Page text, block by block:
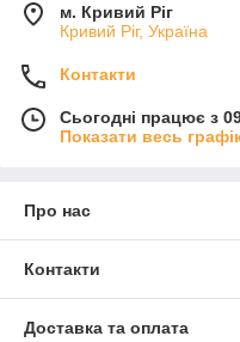
м. Кривий Ріг
Кривий Ріг, Україна
Контакти
Сьогодні працює з
Показати весь
Про нас
Контакти
Доставка та оплата